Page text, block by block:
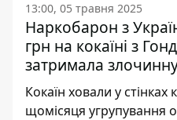
13:00, 05 травня 2025
Наркобарон з
грн на кокаїні з
затримала
Кокаїн ховали у
щомісяця угрупування